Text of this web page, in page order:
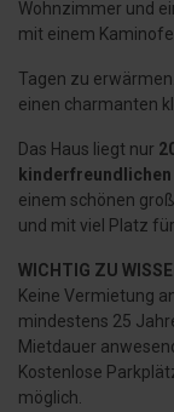
Wohnzimmer und
mit einem
Tagen zu
einen charmanten
Das Haus liegt nur
kinderfreundlichen
einem schönen
und mit viel Platz
WICHTIG ZU
Keine Vermietung
mindestens 25
Mietdauer
Kostenlose
möglich.